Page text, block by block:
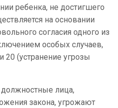
ребенка, не достигшего
на основании
согласия одного из
особых случаев,
20 (устранение угрозы
лица,
закона, угрожают